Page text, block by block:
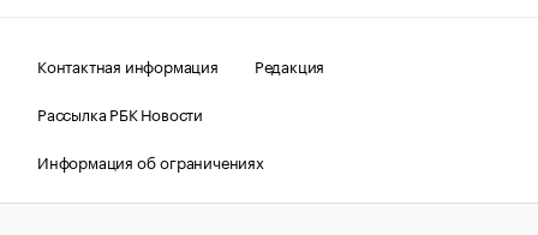
Контактная информация
Редакция
Рассылка РБК Новости
Информация об ограничениях
Правовая информация
О соблюдении авторских прав